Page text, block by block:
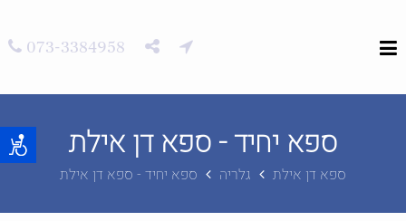
073-3384958
ספא יחיד - ספא דן אילת
ספא דן אילת גלריה ספא יחיד - ספא דן אילת